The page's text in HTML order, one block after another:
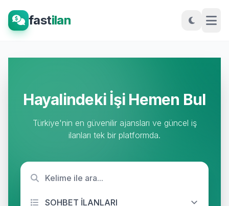
fastilan
Hayalindeki İşi Hemen Bul
Türkiye'nin en güvenilir ajansları ve güncel iş
ilanları tek bir platformda.